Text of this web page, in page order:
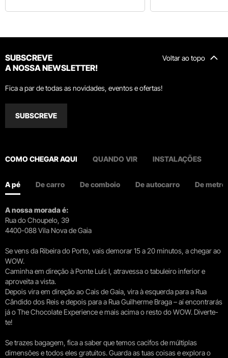
Voltar ao topo
SUBSCREVE
A NOSSA NEWSLETTER!
Fica a par de todas as novidades, eventos e ofertas!
SUBSCREVE
COMO CHEGAR AQUI QUANDO VIR INSTALAÇÕES
A pé De carro De comboio De autocarro De metro
A nossa morada é:
Rua do Choupelo, 39
4400-088 Vila Nova de Gaia
Se vens da Ribeira do Porto, vais demorar 15 a 20 minutos, a chegar ao
WOW.
Caminha em direção à Ponte Luís I, atravessa o tabuleiro inferior e
aproveita a vista.
Depois vira em direção ao Cais de Gaia, vira à esquerda para a Rua
Cândido dos Reis e depois para a Rua Guilherme Braga – aí encontrarás
já o The Chocolate Experience e mais acima o resto do WOW. Diverte-
te!
Se trazes bagagem, fica a saber que temos cacifos de múltiplas
dimensões e todos eles gratuitos. Guarda as tuas coisas e explora o